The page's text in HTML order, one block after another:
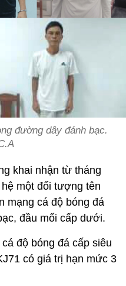
đường dây đánh bạc.
khai nhận từ tháng
một đối tượng tên
mạng cá độ bóng đá
đầu mối cấp dưới.
độ bóng đá cấp siêu
có giá trị hạn mức 3